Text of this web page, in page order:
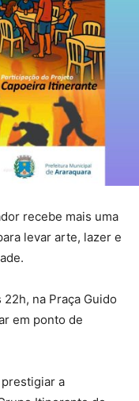
recebe mais uma
levar arte, lazer e
na Praça Guido
em ponto de
a